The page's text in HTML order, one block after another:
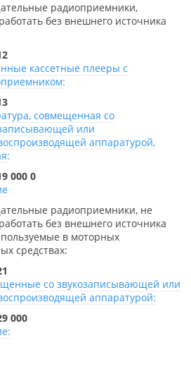
радиоприемники,
без внешнего источника
кассетные плееры с
совмещенная со
или
аппаратурой,
000 0
радиоприемники, не
без внешнего источника
в моторных
средствах:
со звукозаписывающей или
аппаратурой:
000